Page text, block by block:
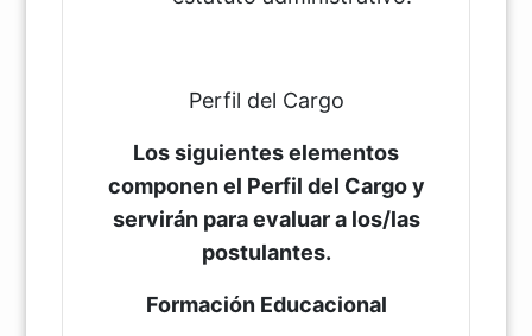
Perfil del Cargo
Los siguientes elementos
componen el Perfil del Cargo y
servirán para evaluar a los/las
postulantes.
Formación Educacional